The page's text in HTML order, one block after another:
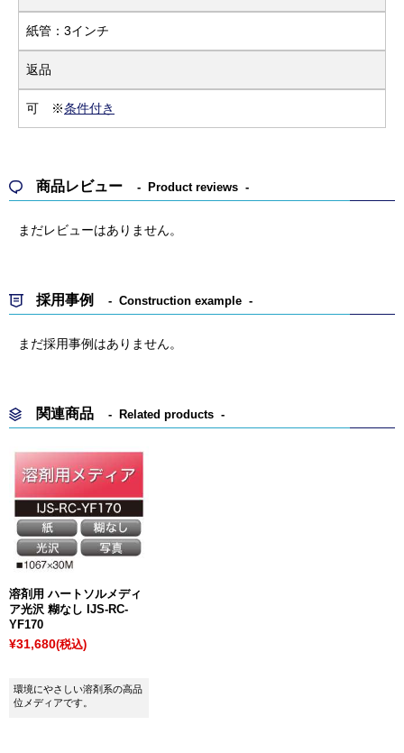
紙管：3インチ
返品
可 ※条件付き
商品レビュー Product reviews
まだレビューはありません。
採用事例 Construction example
まだ採用事例はありません。
関連商品 Related products
溶剤用 ハートソルメディ
ア光沢 糊なし IJS-RC-
YF170
¥31,680(税込)
環境にやさしい溶剤系の高品
位メディアです。